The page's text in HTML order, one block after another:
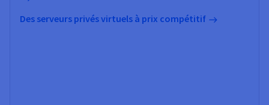
Des serveurs privés virtuels à prix compétitif